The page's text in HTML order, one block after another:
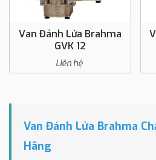
Van Đánh Lửa Brahma
GVK 12
Liên hệ
Van Đánh Lửa Brahma
Hãng